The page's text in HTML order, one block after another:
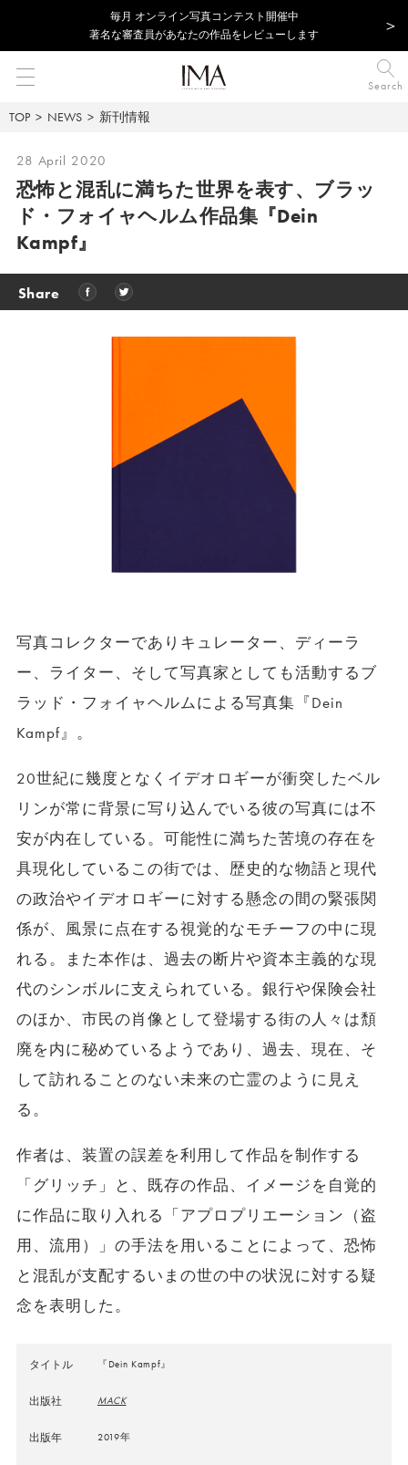
毎⽉ オンライン写真コンテスト開催中
著名な審査員があなたの作品をレビューします
Search
TOP NEWS 新刊情報
28 April 2020
恐怖と混乱に満ちた世界を表す、 ブラッ
ド・フォイャヘルム作品集『Dein
Kampf』
Share
写真コレクターでありキュレーター、ディーラ
ー、ライター、そして写真家としても活動するブ
ラッド・フォイャヘルムによる写真集『Dein
Kampf』。
20世紀に幾度となくイデオロギーが衝突したベル
リンが常に背景に写り込んでいる彼の写真には不
安が内在している。可能性に満ちた苦境の存在を
具現化しているこの街では、歴史的な物語と現代
の政治やイデオロギーに対する懸念の間の緊張関
係が、風景に点在する視覚的なモチーフの中に現
れる。また本作は、過去の断片や資本主義的な現
代のシンボルに支えられている。銀行や保険会社
のほか、市民の肖像として登場する街の人々は頽
廃を内に秘めているようであり、過去、現在、そ
して訪れることのない未来の亡霊のように見え
る。
作者は、装置の誤差を利用して作品を制作する
「グリッチ」と、既存の作品、イメージを自覚的
に作品に取り入れる「アプロプリエーション（盗
用、流用）」の手法を用いることによって、恐怖
と混乱が支配するいまの世の中の状況に対する疑
念を表明した。
タイトル 『Dein Kampf』
出版社 MACK
出版年 2019年